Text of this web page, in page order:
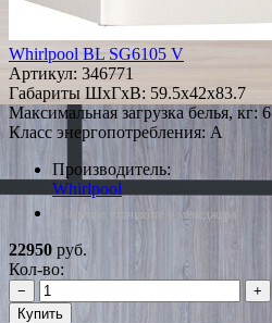
Whirlpool BL SG6105 V
Артикул: 346771
Габариты ШxГxВ: 59.5x42x83.7
Максимальная загрузка белья, кг: 6
Класс энергопотребления: A
Производитель:
Whirlpool
*Наличие уточняйте у менеджера
22950 руб.
Кол-во:
−
+
Купить